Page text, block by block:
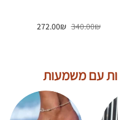
340.00₪ המחיר
המקורי
272.00₪ המחיר
עם משמעות